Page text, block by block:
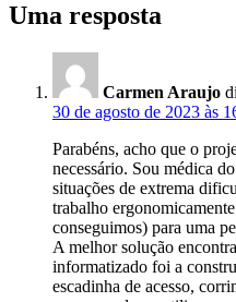
Uma resposta
Carmen Araujo
30 de agosto de 2023 às
Parabéns, acho que o
necessário. Sou médica
situações de extrema
trabalho
conseguimos) para uma
A melhor solução
informatizado foi a
escadinha de acesso,